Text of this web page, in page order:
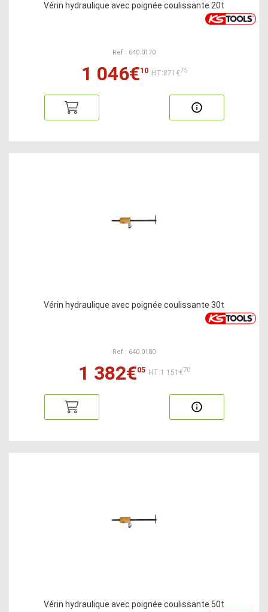
Vérin hydraulique avec poignée coulissante 20t
Ref : 640.0170
1 046€10 HT:871€75
Vérin hydraulique avec poignée coulissante 30t
Ref : 640.0180
1 382€05 HT:1 151€70
Vérin hydraulique avec poignée coulissante 50t